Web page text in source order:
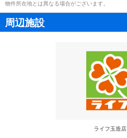
物件所在地とは異なる場合がございます。
周辺施設
ライフ玉造店